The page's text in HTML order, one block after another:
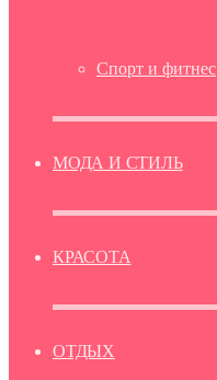
Спорт и фитнес
МОДА И СТИЛЬ
КРАСОТА
ОТДЫХ